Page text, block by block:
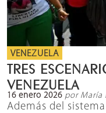
VENEZUELA
TRES
VENEZUELA
16 enero 2026 por María
Además del